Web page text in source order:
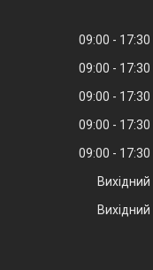
09:00
17:30
09:00
17:30
09:00
17:30
09:00
17:30
09:00
17:30
Вихідний
Вихідний